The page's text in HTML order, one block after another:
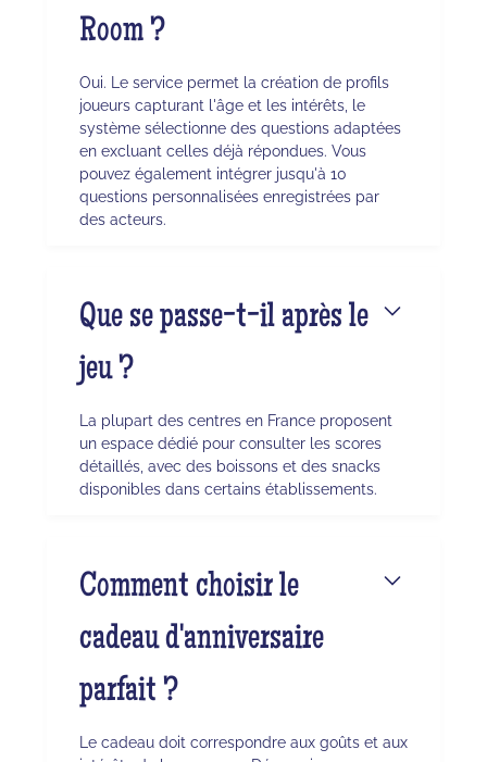
Room ?
Oui. Le service permet la création de profils
joueurs capturant l'âge et les intérêts, le
système sélectionne des questions adaptées
en excluant celles déjà répondues. Vous
pouvez également intégrer jusqu'à 10
questions personnalisées enregistrées par
des acteurs.
Que se passe-t-il après le
jeu ?
La plupart des centres en France proposent
un espace dédié pour consulter les scores
détaillés, avec des boissons et des snacks
disponibles dans certains établissements.
Comment choisir le
cadeau d'anniversaire
parfait ?
Le cadeau doit correspondre aux goûts et aux